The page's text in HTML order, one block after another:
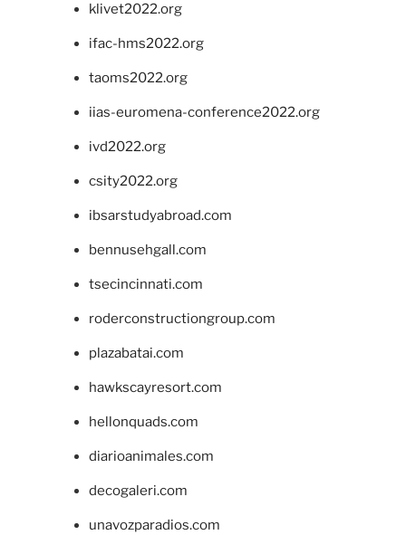
klivet2022.org
ifac-hms2022.org
taoms2022.org
iias-euromena-conference2022.org
ivd2022.org
csity2022.org
ibsarstudyabroad.com
bennusehgall.com
tsecincinnati.com
roderconstructiongroup.com
plazabatai.com
hawkscayresort.com
hellonquads.com
diarioanimales.com
decogaleri.com
unavozparadios.com